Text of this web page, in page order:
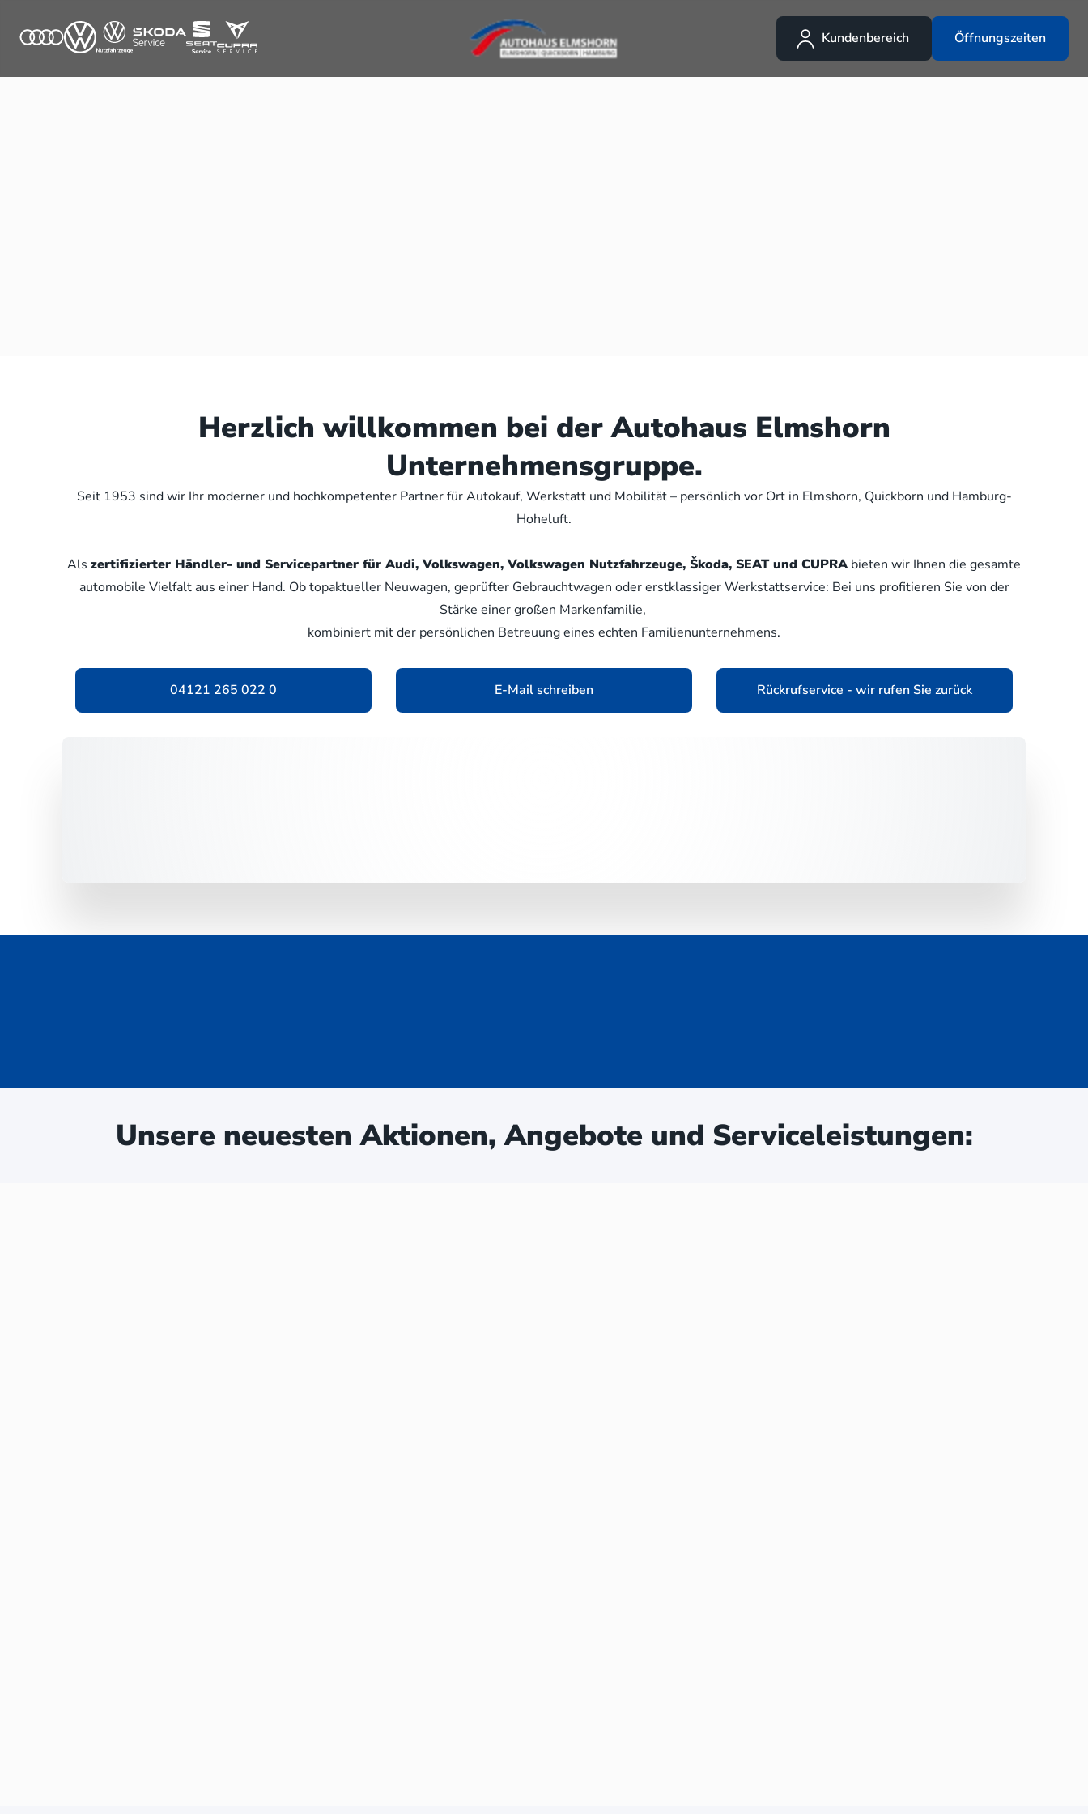
Kundenbereich Öffnungszeiten
Herzlich willkommen bei der Autohaus Elmshorn
Unternehmensgruppe.
Seit 1953 sind wir Ihr moderner und hochkompetenter Partner für Autokauf, Werkstatt und Mobilität – persönlich vor Ort in Elmshorn, Quickborn und Hamburg-
Hoheluft.
Als zertifizierter Händler- und Servicepartner für Audi, Volkswagen, Volkswagen Nutzfahrzeuge, Škoda, SEAT und CUPRAbieten wir Ihnen die gesamte
automobile Vielfalt aus einer Hand. Ob topaktueller Neuwagen, geprüfter Gebrauchtwagen oder erstklassiger Werkstattservice: Bei uns profitieren Sie von der
Stärke einer großen Markenfamilie,
kombiniert mit der persönlichen Betreuung eines echten Familienunternehmens.
04121 265 022 0 E-Mail schreiben Rückrufservice - wir rufen Sie zurück
Unsere neuesten Aktionen, Angebote und Serviceleistungen: